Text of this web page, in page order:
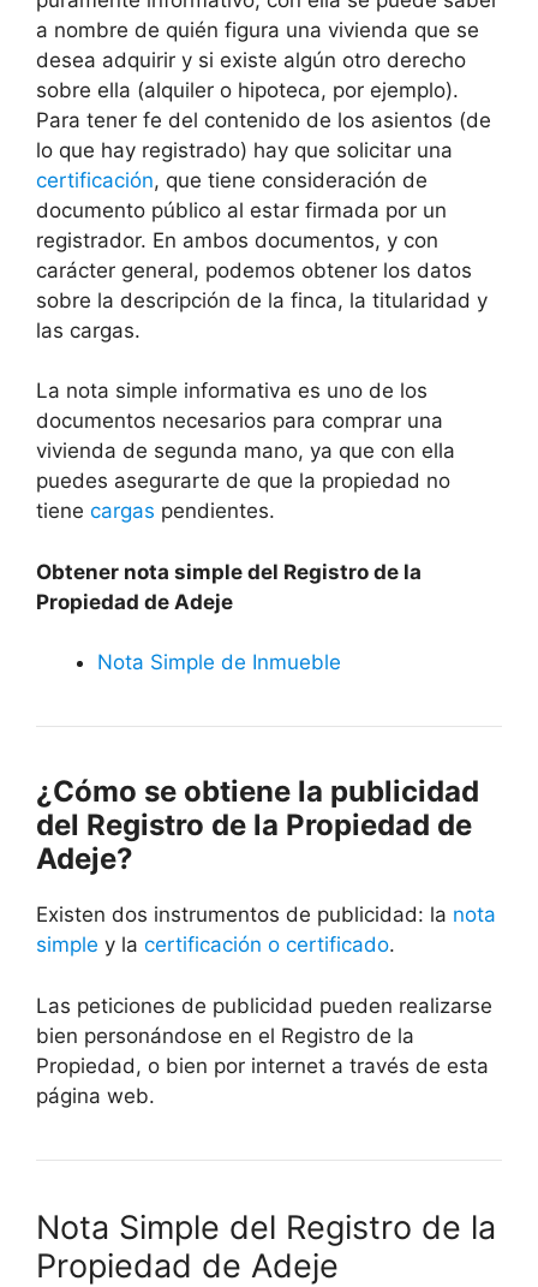
a nombre de quién figura una vivienda que se
desea adquirir y si existe algún otro derecho
sobre ella (alquiler o hipoteca, por ejemplo).
Para tener fe del contenido de los asientos (de
lo que hay registrado) hay que solicitar una
certificación, que tiene consideración de
documento público al estar firmada por un
registrador. En ambos documentos, y con
carácter general, podemos obtener los datos
sobre la descripción de la finca, la titularidad y
las cargas.
La nota simple informativa es uno de los
documentos necesarios para comprar una
vivienda de segunda mano, ya que con ella
puedes asegurarte de que la propiedad no
tiene cargas pendientes.
Obtener nota simple del Registro de la
Propiedad de Adeje
Nota Simple de Inmueble
¿Cómo se obtiene la publicidad
del Registro de la Propiedad de
Adeje?
Existen dos instrumentos de publicidad: la nota
simple y la certificación o certificado.
Las peticiones de publicidad pueden realizarse
bien personándose en el Registro de la
Propiedad, o bien por internet a través de esta
página web.
Nota Simple del Registro de la
Propiedad de Adeje